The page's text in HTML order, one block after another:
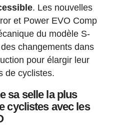
. Les nouvelles
et Power EVO Comp
du modèle S-
changements dans
pour élargir leur
de cyclistes.
sa selle la plus
cyclistes avec les